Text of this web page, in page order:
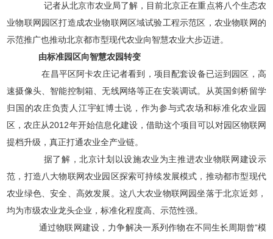
记者从北京市农业局了解，目前北京正在重点将八个生态农
业物联网园区打造成农业物联网区域试验工程示范区，农业物联网的
示范推广也推动北京都市型现代农业向智慧农业大步迈进。
由标准园区向智慧农园转变
在昌平区阿卡农庄记者看到，项目配套设备已运到园区，高
速摄像头、智能控制箱、无线网络等正在安装调试。从英国剑桥留学
归国的农庄负责人江宇虹博士说，作为参与式农场和标准化农业园
区，农庄从2012年开始信息化建设，借助这个项目可以对园区物联网
提档升级，真正打通农业全产业链。
据了解，北京计划以设施农业为主推进农业物联网建设示
范，打造八大物联网农业园区探索可持续发展模式，推动都市型现代
农业绿色、安全、高效发展。这八大农业物联网园坐落于北京近郊，
均为市级农业龙头企业，标准化程度高、示范性强。
通过物联网建设，力争解决一系列作物在不同生长周期曾“模